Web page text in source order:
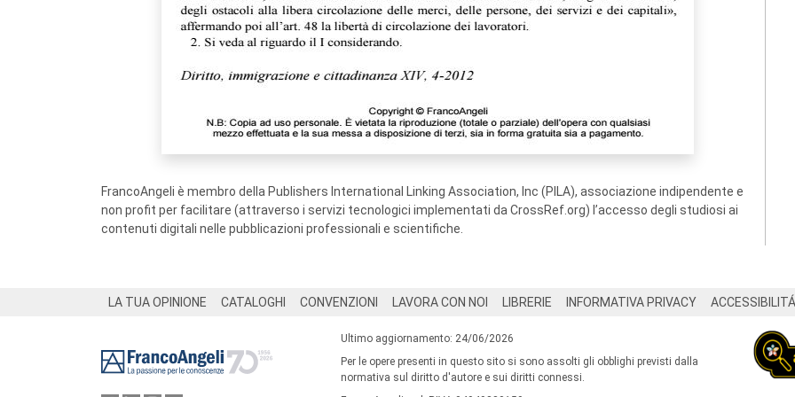
FrancoAngeli è membro della Publishers International Linking Association, Inc (PILA), associazione indipendente e
non profit per facilitare (attraverso i servizi tecnologici implementati da CrossRef.org) l’accesso degli studiosi ai
contenuti digitali nelle pubblicazioni professionali e scientifiche.
LA TUA OPINIONE CATALOGHI CONVENZIONI LAVORA CON NOI LIBRERIE INFORMATIVA PRIVACY ACCESSIBILITÁ
Ultimo aggiornamento: 24/06/2026
Per le opere presenti in questo sito si sono assolti gli obblighi previsti dalla
normativa sul diritto d'autore e sui diritti connessi.